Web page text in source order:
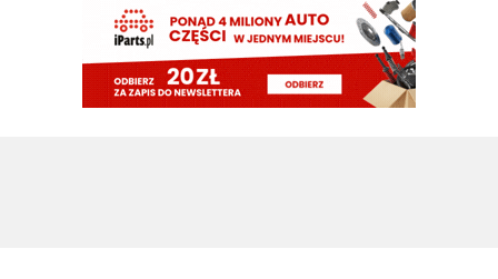
06.08.2026 18:51
A do obrony ściągną Ostigarda z Genoa i będą wmawiać że Stones to od
poczatku był kupowany do pierwszego składu, bo jest wybitny